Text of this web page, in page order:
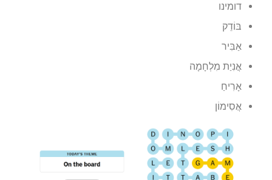
דומינו
בּוֹדֵק
אַבִּיר
אֳנִיַת מִלְחָמָה
אָרִיחַ
אֲסִימוֹן